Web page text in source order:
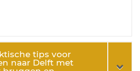
tips voor
naar Delft met